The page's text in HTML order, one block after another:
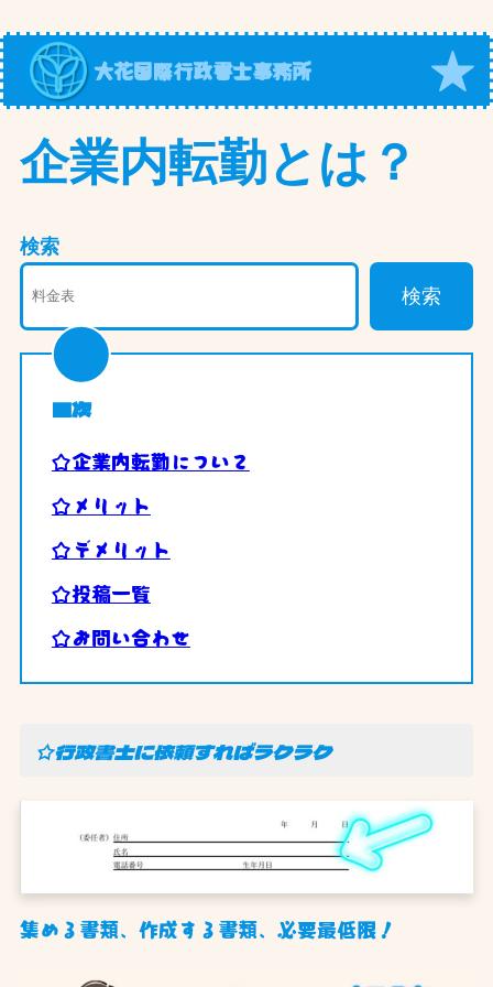
容
を
ス
大花国際行政書士事務所
企業内転勤とは？
検索
検索
目次
☆企業内転勤について
☆メリット
☆デメリット
☆投稿一覧
☆お問い合わせ
☆行政書士に依頼すればラクラク
集める書類、作成する書類、必要最低限！